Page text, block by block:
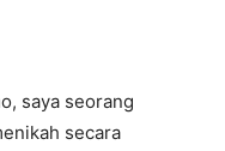
saya seorang
secara